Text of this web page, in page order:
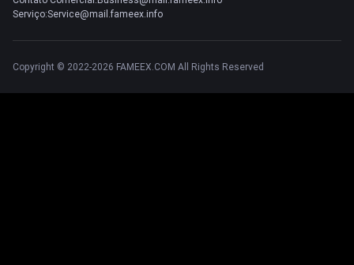
Serviço:Service@mail.fameex.info
Copyright © 2022-2026 FAMEEX.COM All Rights Reserved